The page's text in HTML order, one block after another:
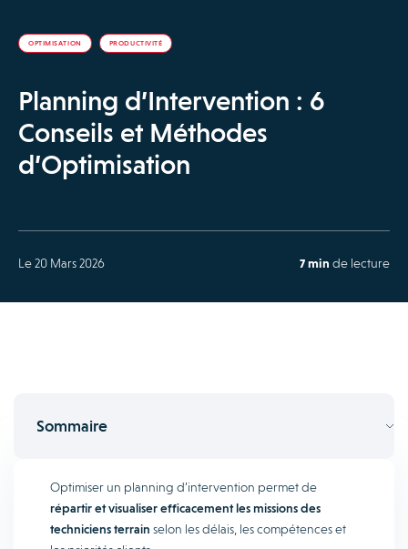
OPTIMISATION PRODUCTIVITÉ
Planning d’Intervention : 6
Conseils et Méthodes
d’Optimisation
Le 20 Mars 2026 7 min de lecture
Sommaire
Optimiser un planning d’intervention permet de
répartir et visualiser efficacement les missions des
techniciens terrain selon les délais, les compétences et